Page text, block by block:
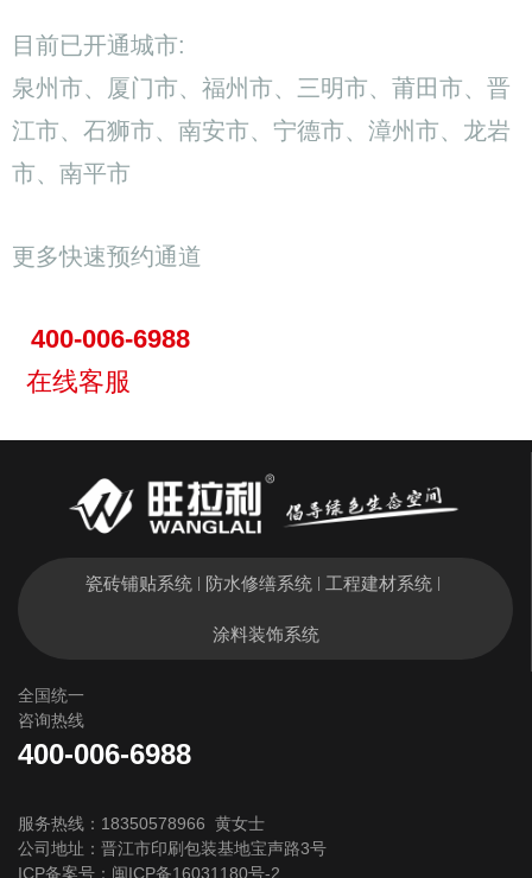
目前已开通城市:
泉州市、厦门市、福州市、三明市、莆田市、晋
江市、石狮市、南安市、宁德市、漳州市、龙岩
市、南平市
更多快速预约通道
400-006-6988
在线客服
瓷砖铺贴系统 防水修缮系统 工程建材系统
涂料装饰系统
全国统一
咨询热线
400-006-6988
服务热线：18350578966 黄女士
公司地址：晋江市印刷包装基地宝声路3号
ICP备案号： 闽ICP备16031180号-2